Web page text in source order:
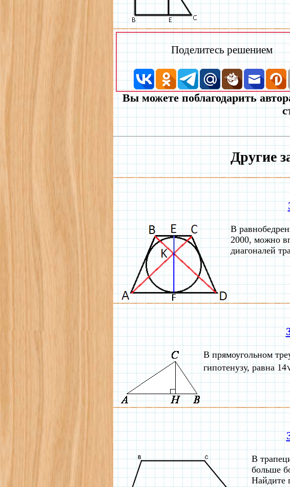
Поделитесь решением
Вы можете поблагодарить
Другие
В
2000, можно
диагоналей
В прямоугольном
гипотенузу, равна 14
В
больше
Найдите